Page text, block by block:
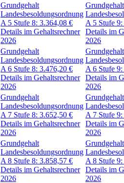
Grundgehalt
Landesbesoldungsordnung
A 5 Stufe 8: 3.364,08 €
Details im Gehaltsrechner
2026
Grundgehalt
A 5 Stufe 9:
Details im
2026
Grundgehalt
Landesbesoldungsordnung
A 6 Stufe 8: 3.476,20 €
Details im Gehaltsrechner
2026
Grundgehalt
A 6 Stufe 9:
Details im
2026
Grundgehalt
Landesbesoldungsordnung
A 7 Stufe 8: 3.652,50 €
Details im Gehaltsrechner
2026
Grundgehalt
A 7 Stufe 9:
Details im
2026
Grundgehalt
Landesbesoldungsordnung
A 8 Stufe 8: 3.858,57 €
Details im Gehaltsrechner
2026
Grundgehalt
A 8 Stufe 9:
Details im
2026